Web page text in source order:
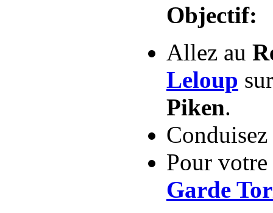
Objectif:
Allez au
Leloup
Piken.
Conduisez
Pour
Garde